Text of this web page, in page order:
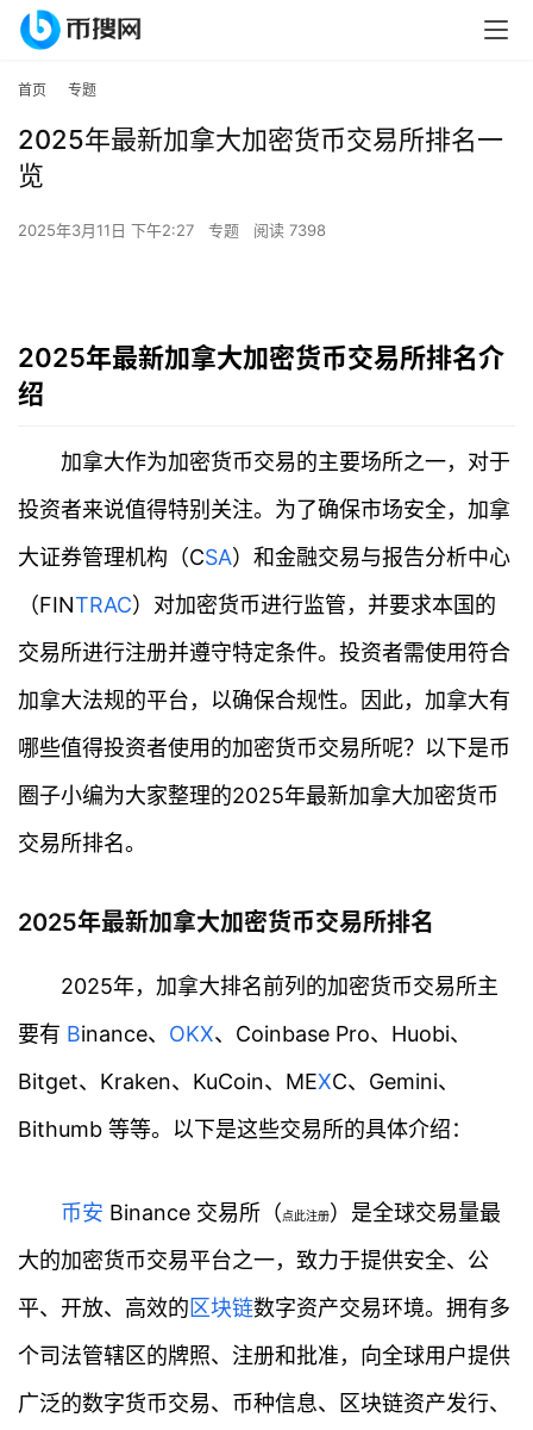
首页 专题
2025年最新加拿大加密货币交易所排名一
览
2025年3月11日 下午2:27 专题 阅读 7398
2025年最新加拿大加密货币交易所排名介
绍
加拿大作为加密货币交易的主要场所之一，对于
投资者来说值得特别关注。为了确保市场安全，加拿
大证券管理机构（CSA）和金融交易与报告分析中心
（FINTRAC）对加密货币进行监管，并要求本国的
交易所进行注册并遵守特定条件。投资者需使用符合
加拿大法规的平台，以确保合规性。因此，加拿大有
哪些值得投资者使用的加密货币交易所呢？以下是币
圈子小编为大家整理的2025年最新加拿大加密货币
交易所排名。
2025年最新加拿大加密货币交易所排名
2025年，加拿大排名前列的加密货币交易所主
要有 Binance、 OKX、Coinbase Pro、Huobi、
Bitget、Kraken、KuCoin、MEXC、Gemini、
Bithumb 等等。以下是这些交易所的具体介绍：
币安 Binance 交易所（点此注册）是全球交易量最
大的加密货币交易平台之一，致力于提供安全、公
平、开放、高效的区块链数字资产交易环境。拥有多
个司法管辖区的牌照、注册和批准，向全球用户提供
广泛的数字货币交易、币种信息、区块链资产发行、